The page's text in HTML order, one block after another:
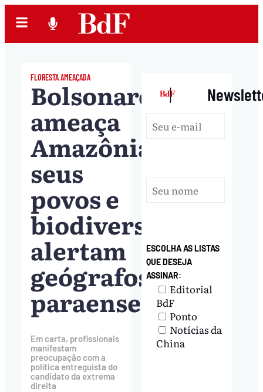
FLORESTA AMEAÇADA
Bolsonaro
ameaça
Amazônia,
seus
povos e
biodiversidade,
alertam
geógrafos
paraenses
Em carta, profissionais
manifestam
preocupação com a
política entreguista do
candidato da extrema
direita
|
ESCOLHA AS LISTAS
QUE DESEJA
ASSINAR:
Editorial
BdF
Ponto
Notícias da
China